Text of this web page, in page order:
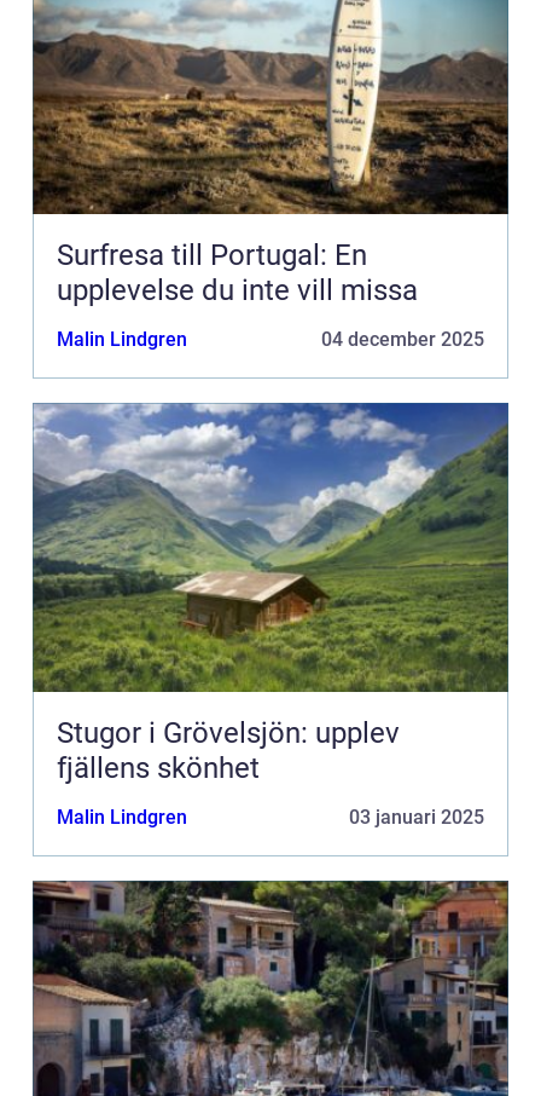
Surfresa till Portugal: En
upplevelse du inte vill missa
Malin Lindgren 04 december 2025
Stugor i Grövelsjön: upplev
fjällens skönhet
Malin Lindgren 03 januari 2025